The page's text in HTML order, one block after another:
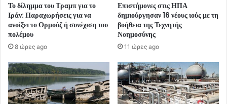
Το δίλημμα του Τραμπ για το
Ιράν: Παραχωρήσεις για να
ανοίξει το Ορμούζ ή συνέχιση του
πολέμου
8 ώρες ago
Επιστήμονες στις ΗΠΑ
δημιούργησαν 16 νέους ιούς με τη
βοήθεια της Τεχνητής
Νοημοσύνης
11 ώρες ago